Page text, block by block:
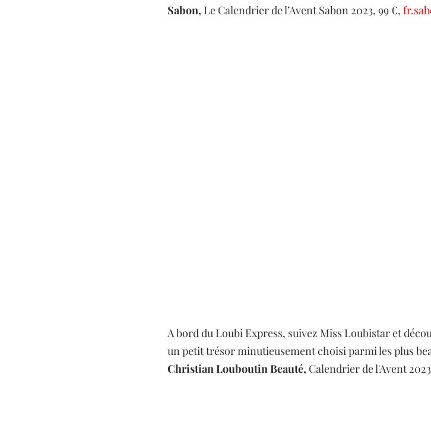
Sabon, Le Calendrier de l’Avent Sabon 2023, 99 €,
A bord du Loubi Express, suivez Miss Loubistar et
un petit trésor minutieusement choisi parmi les plus
Christian Louboutin Beauté, Calendrier de l'Avent